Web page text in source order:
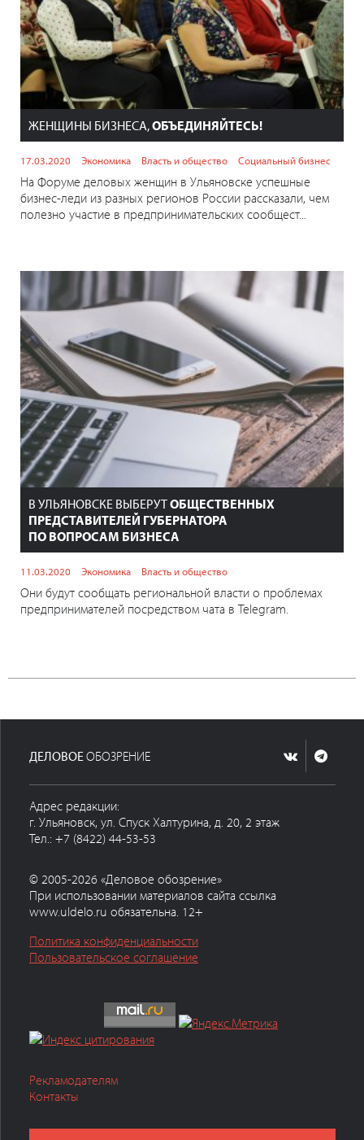
ЖЕНЩИНЫ БИЗНЕСА,ОБЪЕДИНЯЙТЕСЬ!
17.03.2020 Экономика Власть и общество Социальный бизнес
На Форуме деловых женщин в Ульяновске успешные
бизнес-леди из разных регионов России рассказали, чем
полезно участие в предпринимательских сообщест...
В УЛЬЯНОВСКЕ ВЫБЕРУТОБЩЕСТВЕННЫХ
ПРЕДСТАВИТЕЛЕЙ ГУБЕРНАТОРА
ПО ВОПРОСАМ БИЗНЕСА
11.03.2020 Экономика Власть и общество
Они будут сообщать региональной власти о проблемах
предпринимателей посредством чата в Telegram.
ДЕЛОВОЕ ОБОЗРЕНИЕ
Адрес редакции:
г. Ульяновск, ул. Спуск Халтурина, д. 20, 2 этаж
Тел.: +7 (8422) 44-53-53
© 2005-2026 «Деловое обозрение»
При использовании материалов сайта ссылка
www.uldelo.ru обязательна. 12+
Политика конфиденциальности
Пользовательское соглашение
Рекламодателям
Контакты